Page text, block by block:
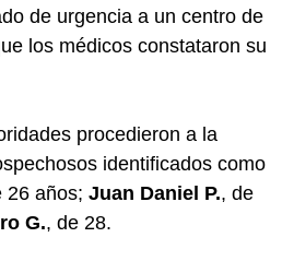
de urgencia a un centro de
los médicos constataron su
procedieron a la
identificados como
26 años; Juan Daniel P., de
G., de 28.